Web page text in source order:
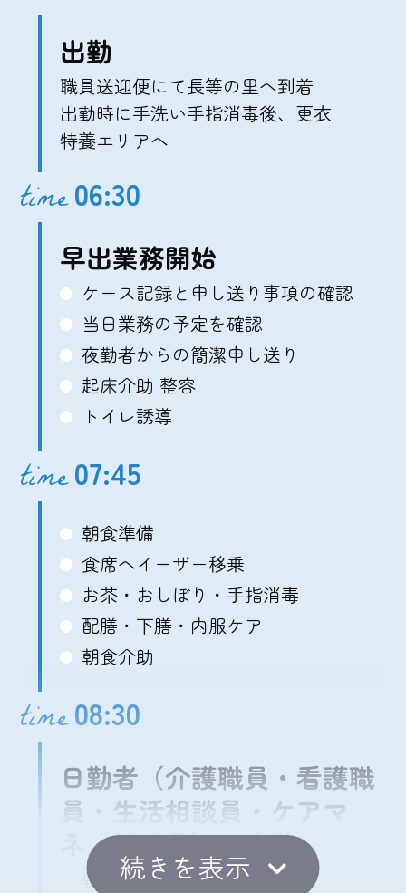
出勤
職員送迎便にて長等の里へ到着
出勤時に手洗い手指消毒後、更衣
特養エリアへ
time06:30
早出業務開始
ケース記録と申し送り事項の確認
当日業務の予定を確認
夜勤者からの簡潔申し送り
起床介助 整容
トイレ誘導
time07:45
朝食準備
食席へイーザー移乗
お茶・おしぼり・手指消毒
配膳・下膳・内服ケア
朝食介助
time08:30
日勤者（介護職員・看護職
員・生活相談員・ケアマ
ネ・補助員）が出勤
朝食下膳